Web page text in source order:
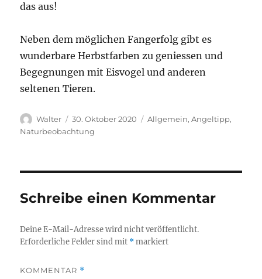
das aus!
Neben dem möglichen Fangerfolg gibt es
wunderbare Herbstfarben zu geniessen und
Begegnungen mit Eisvogel und anderen
seltenen Tieren.
Autor
Walter
Veröffentlicht
am
30. Oktober 2020 Kategorien
Allgemein,Angeltipp,
Naturbeobachtung
Schreibe einen Kommentar
Deine E-Mail-Adresse wird nicht veröffentlicht.
Erforderliche Felder sind mit *markiert
KOMMENTAR *